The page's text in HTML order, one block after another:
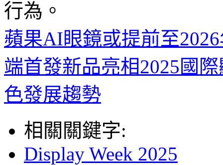
行為。
蘋果AI眼鏡或提前至
端首發新品亮相2025國
色發展趨勢
相關關鍵字:
Display Week 2025